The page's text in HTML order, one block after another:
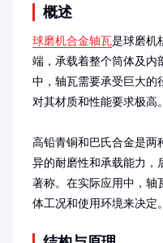
概述
球磨机合金轴瓦是球磨机
端，承载着整个筒体及内
中，轴瓦需要承受巨大的
对其材质和性能要求极高。
高铅青铜和巴氏合金是两
异的耐磨性和承载能力，
著称。在实际应用中，轴
体工况和使用环境来决定。